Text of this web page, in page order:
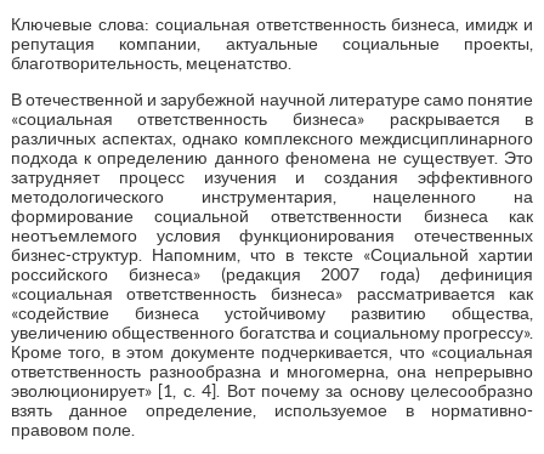
Ключевые слова: социальная ответственность бизнеса, имидж и
репутация компании, актуальные социальные проекты,
благотворительность, меценатство.
В отечественной и зарубежной научной литературе само понятие
«социальная ответственность бизнеса» раскрывается в
различных аспектах, однако комплексного междисциплинарного
подхода к определению данного феномена не существует. Это
затрудняет процесс изучения и создания эффективного
методологического инструментария, нацеленного на
формирование социальной ответственности бизнеса как
неотъемлемого условия функционирования отечественных
бизнес-структур. Напомним, что в тексте «Социальной хартии
российского бизнеса» (редакция 2007 года) дефиниция
«социальная ответственность бизнеса» рассматривается как
«содействие бизнеса устойчивому развитию общества,
увеличению общественного богатства и социальному прогрессу».
Кроме того, в этом документе подчеркивается, что «социальная
ответственность разнообразна и многомерна, она непрерывно
эволюционирует» [1, с. 4]. Вот почему за основу целесообразно
взять данное определение, используемое в нормативно-
правовом поле.